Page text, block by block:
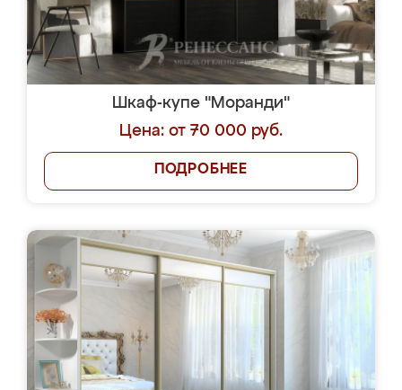
Шкаф-купе "Моранди"
Цена: от 70 000 руб.
ПОДРОБНЕЕ